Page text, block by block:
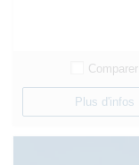
Comparer
Plus d'infos